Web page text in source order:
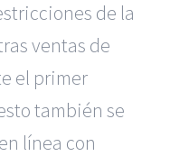
de la
ventas de
el primer
también se
línea con